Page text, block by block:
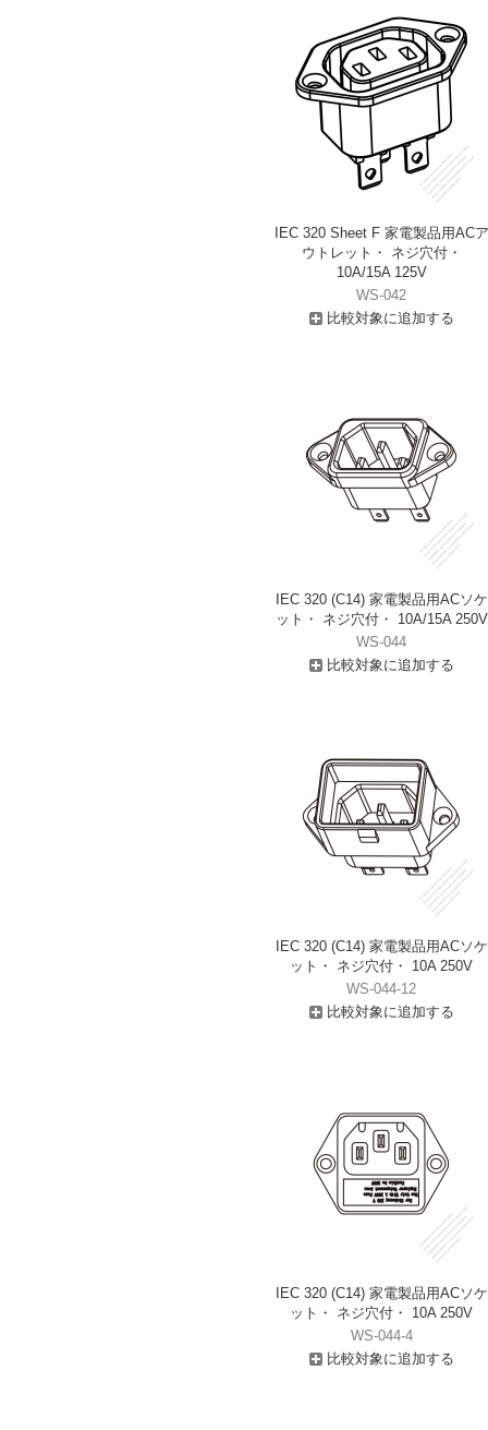
IEC 320 Sheet F 家電製品用ACア
ウトレット・ ネジ穴付・
10A/15A 125V
WS-042
比較対象に追加する
IEC 320 (C14) 家電製品用ACソケ
ット・ ネジ穴付・ 10A/15A 250V
WS-044
比較対象に追加する
IEC 320 (C14) 家電製品用ACソケ
ット・ ネジ穴付・ 10A 250V
WS-044-12
比較対象に追加する
IEC 320 (C14) 家電製品用ACソケ
ット・ ネジ穴付・ 10A 250V
WS-044-4
比較対象に追加する